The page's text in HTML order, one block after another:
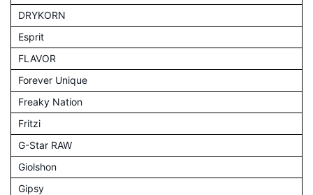
DRYKORN
Esprit
FLAVOR
Forever Unique
Freaky Nation
Fritzi
G-Star RAW
Giolshon
Gipsy